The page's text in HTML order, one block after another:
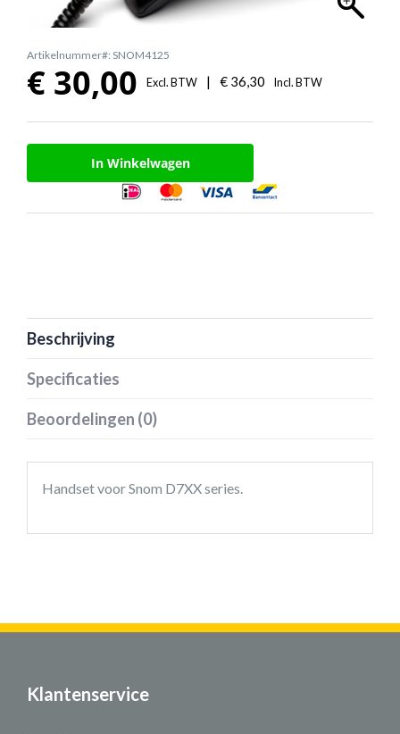
Artikelnummer#: SNOM4125
€ 30,00 Excl. BTW | € 36,30 Incl. BTW
In Winkelwagen
Beschrijving
Specificaties
Beoordelingen (0)
Handset voor Snom D7XX series.
Klantenservice